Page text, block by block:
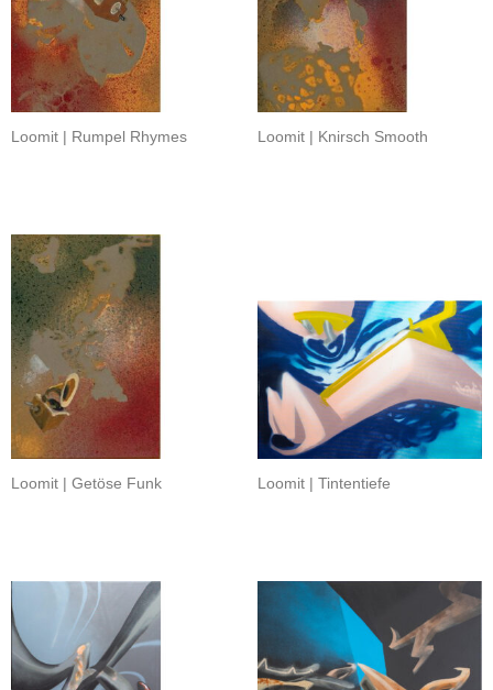
Loomit | Rumpel Rhymes Loomit | Knirsch Smooth
Loomit | Getöse Funk Loomit | Tintentiefe